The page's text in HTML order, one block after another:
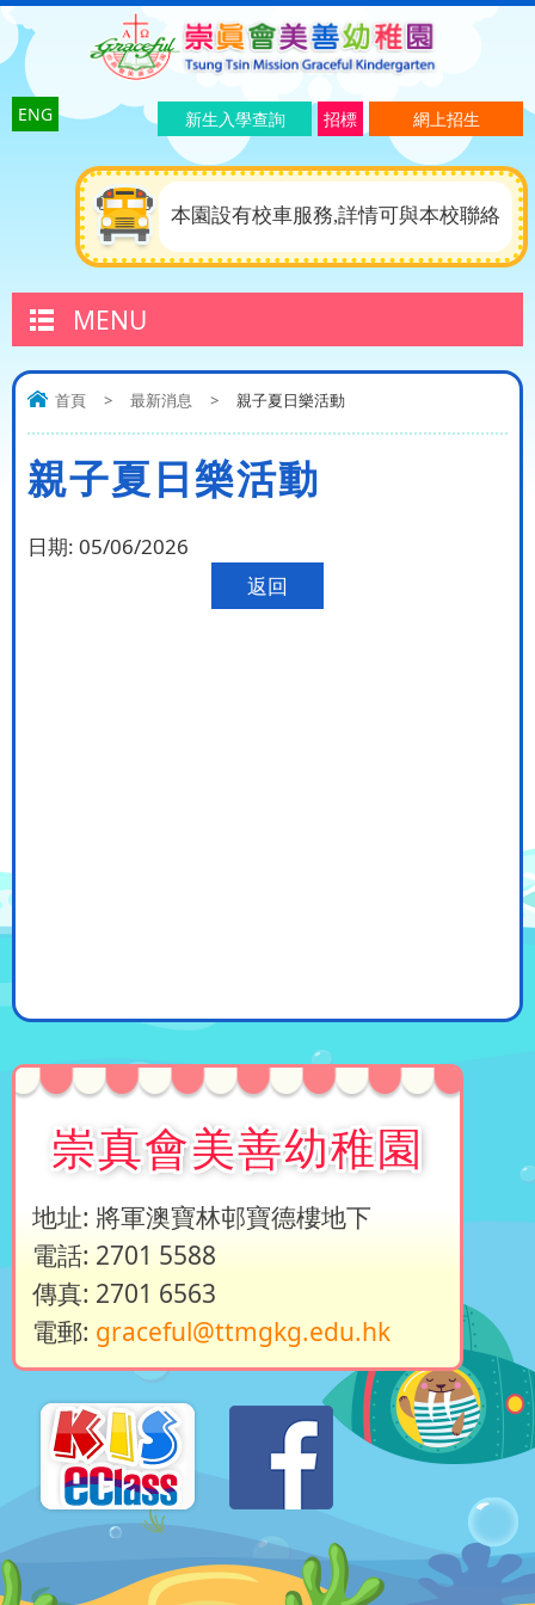
ENG 網上招生
招標
新生入學查詢
本園設有校車服務,詳情可與本校聯絡
MENU
首頁 > 最新消息 > 親子夏日樂活動
親子夏日樂活動
日期: 05/06/2026
返回
崇真會美善幼稚園
地址: 將軍澳寶林邨寶德樓地下
電話: 2701 5588
傳真: 2701 6563
電郵: graceful@ttmgkg.edu.hk